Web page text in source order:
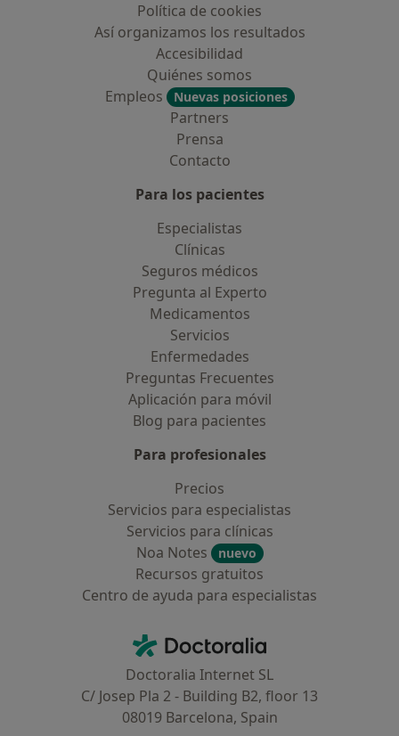
Política de cookies
Así organizamos los resultados
Accesibilidad
Quiénes somos
Empleos
Nuevas posiciones
Partners
Prensa
Contacto
Para los pacientes
Especialistas
Clínicas
Seguros médicos
Pregunta al Experto
Medicamentos
Servicios
Enfermedades
Preguntas Frecuentes
Aplicación para móvil
Blog para pacientes
Para profesionales
Precios
Servicios para especialistas
Servicios para clínicas
Noa Notes
nuevo
Recursos gratuitos
Centro de ayuda para especialistas
Doctoralia - Página de inicio
Doctoralia Internet SL
C/ Josep Pla 2 - Building B2, floor 13
08019 Barcelona, Spain